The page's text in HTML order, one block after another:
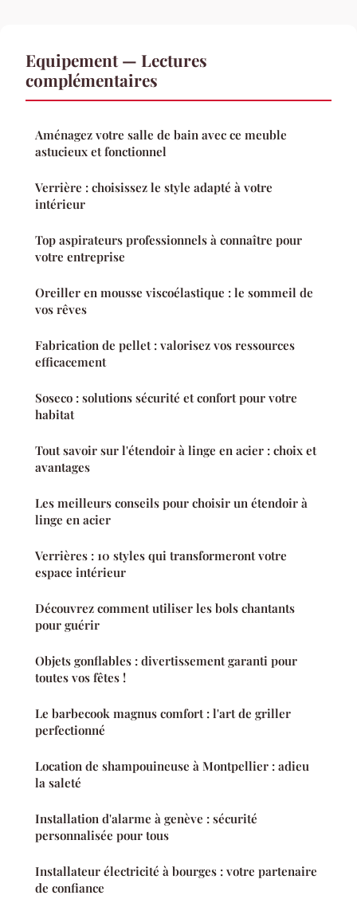
Equipement — Lectures
complémentaires
Aménagez votre salle de bain avec ce meuble
astucieux et fonctionnel
Verrière : choisissez le style adapté à votre
intérieur
Top aspirateurs professionnels à connaître pour
votre entreprise
Oreiller en mousse viscoélastique : le sommeil de
vos rêves
Fabrication de pellet : valorisez vos ressources
efficacement
Soseco : solutions sécurité et confort pour votre
habitat
Tout savoir sur l'étendoir à linge en acier : choix et
avantages
Les meilleurs conseils pour choisir un étendoir à
linge en acier
Verrières : 10 styles qui transformeront votre
espace intérieur
Découvrez comment utiliser les bols chantants
pour guérir
Objets gonflables : divertissement garanti pour
toutes vos fêtes !
Le barbecook magnus comfort : l'art de griller
perfectionné
Location de shampouineuse à Montpellier : adieu
la saleté
Installation d'alarme à genève : sécurité
personnalisée pour tous
Installateur électricité à bourges : votre partenaire
de confiance